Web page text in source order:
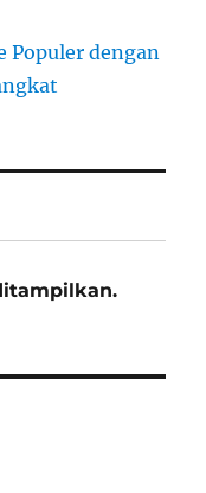
Populer dengan